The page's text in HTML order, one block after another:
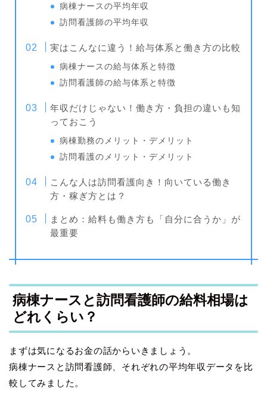
病棟ナースの平均年収
訪問看護師の平均年収
実はこんなに違う！給与体系と働き方の比較
病棟ナースの給与体系と特徴
訪問看護師の給与体系と特徴
年収だけじゃない！働き方・負担の違いも知
っておこう
病棟勤務のメリット・デメリット
訪問看護のメリット・デメリット
こんな人は訪問看護向き！向いている働き
方・稼ぎ方とは？
まとめ：給料も働き方も「自分に合うか」が
最重要
病棟ナースと訪問看護師の給料相場は
どれくらい？
まずは気になるお金の話からいきましょう。
病棟ナースと訪問看護師、それぞれの平均年収データを比
較してみました。